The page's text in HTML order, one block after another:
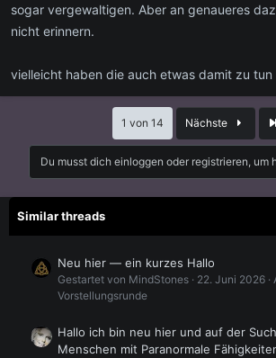
sogar vergewaltigen. Aber an genaueres
nicht erinnern.
vielleicht haben die auch etwas damit zu tun
1 von 14 Nächste
Du musst dich einloggen oder registrieren, um
Similar threads
Neu hier — ein kurzes Hallo
Gestartet von MindStones 22. Juni 2026
Vorstellungsrunde
Hallo ich bin neu hier und auf der
Menschen mit Paranormale